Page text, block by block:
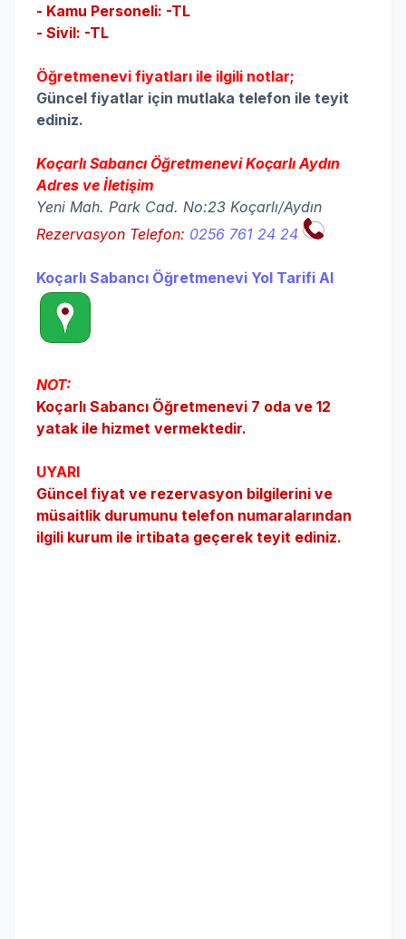
- Kamu Personeli: -TL
- Sivil: -TL
Öğretmenevi fiyatları ile ilgili notlar;
Güncel fiyatlar için mutlaka telefon ile teyit
ediniz.
Koçarlı Sabancı Öğretmenevi Koçarlı Aydın
Adres ve İletişim
Yeni Mah. Park Cad. No:23 Koçarlı/Aydın
Rezervasyon Telefon: 0256 761 24 24
Koçarlı Sabancı Öğretmenevi Yol Tarifi Al
NOT:
Koçarlı Sabancı Öğretmenevi 7 oda ve 12
yatak ile hizmet vermektedir.
UYARI
Güncel fiyat ve rezervasyon bilgilerini ve
müsaitlik durumunu telefon numaralarından
ilgili kurum ile irtibata geçerek teyit ediniz.